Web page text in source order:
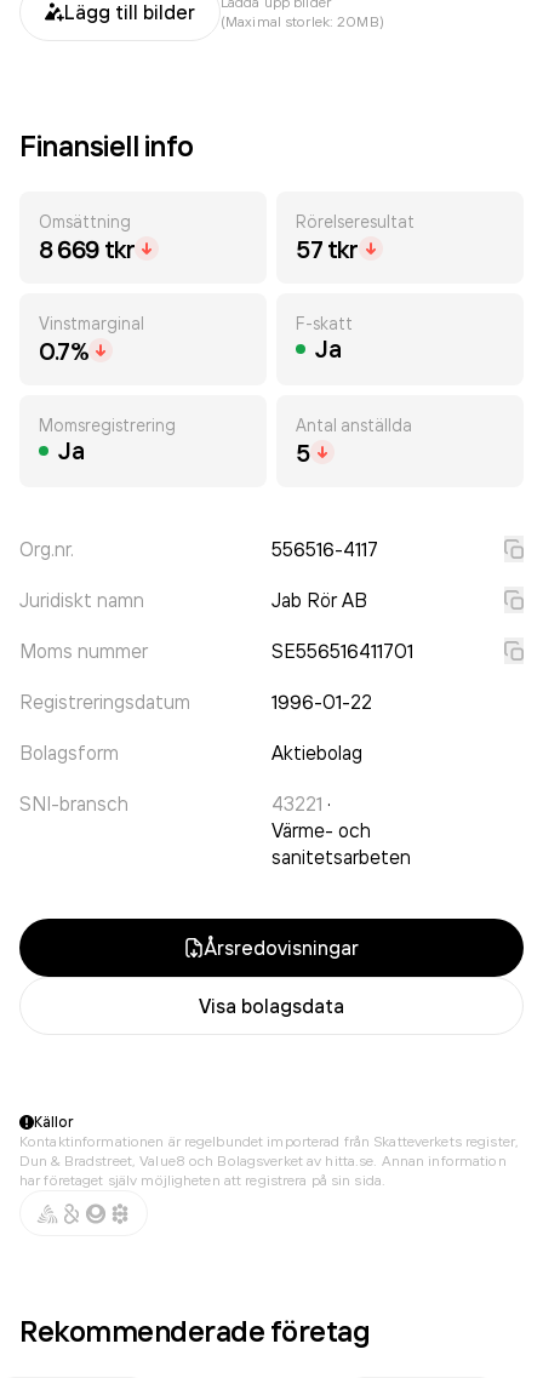
Lägg till bilder
(Maximal storlek: 20MB)
Finansiell info
Omsättning
8 669 tkr
Rörelseresultat
57 tkr
Vinstmarginal
0.7%
F-skatt
Ja
Momsregistrering
Ja
Antal anställda
5
Org.nr. 556516-4117
Juridiskt namn Jab Rör AB
Moms nummer SE556516411701
Registreringsdatum 1996-01-22
Bolagsform Aktiebolag
SNI-bransch 43221 ·
Värme- och
sanitetsarbeten
Årsredovisningar
Visa bolagsdata
Källor
Kontaktinformationen är regelbundet importerad från Skatteverkets register,
Dun & Bradstreet, Value8 och Bolagsverket av hitta.se. Annan information
har företaget själv möjligheten att registrera på sin sida.
Rekommenderade företag